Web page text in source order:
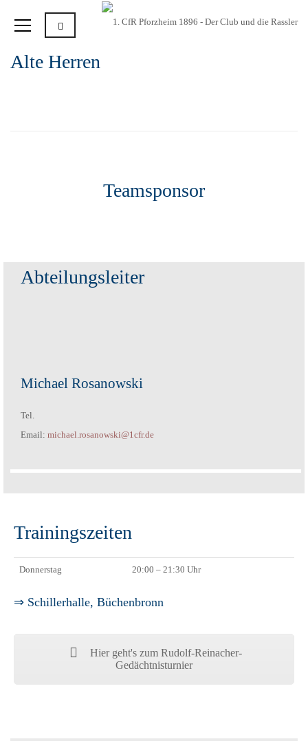
Alte Herren
Teamsponsor
Abteilungsleiter
Michael Rosanowski
Tel.
Email: michael.rosanowski@1cfr.de
Trainingszeiten
Donnerstag 20:00 – 21:30 Uhr
⇒ Schillerhalle, Büchenbronn
Hier geht's zum Rudolf-Reinacher-
Gedächtnisturnier